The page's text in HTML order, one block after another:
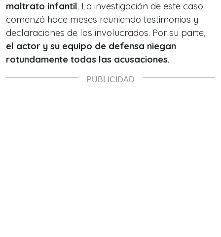
maltrato infantil. La investigación de este caso
comenzó hace meses reuniendo testimonios y
declaraciones de los involucrados. Por su parte,
el actor y su equipo de defensa niegan
rotundamente todas las acusaciones.